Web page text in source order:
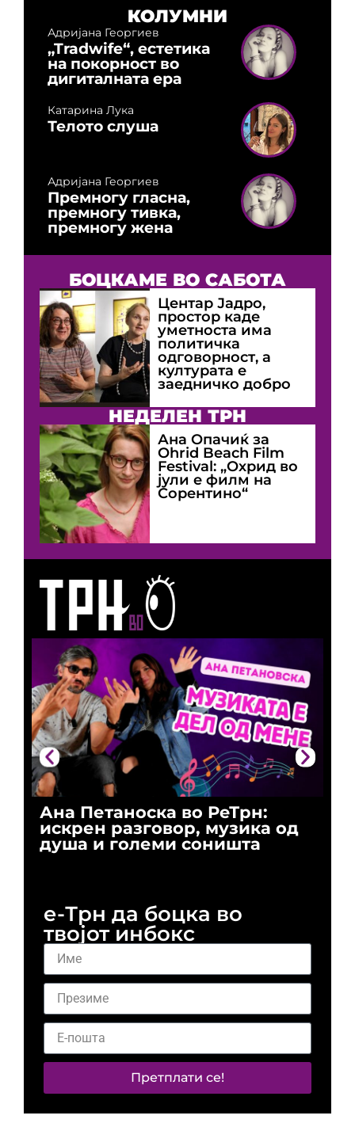
Ана Петаноска во РеТрн:
искрен разговор, музика од
душа и големи соништа
КОЛУМНИ
Адријана Георгиев
„Tradwife“, естетика
на покорност во
дигиталната ера
Катарина Лука
Телото слуша
Адријана Георгиев
Премногу гласна,
премногу тивка,
премногу жена
БОЦКАМЕ ВО САБОТА
Центар Јадро,
простор каде
уметноста има
политичка
одговорност, а
културата е
заедничко добро
НЕДЕЛЕН ТРН
Ана Опачиќ за
Оhrid Beach Film
Festival: „Охрид во
јули е филм на
Сорентино“
е-Трн да боцка во
твојот инбокс
Претплати се!